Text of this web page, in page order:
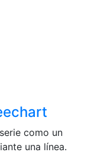
como un
una línea.